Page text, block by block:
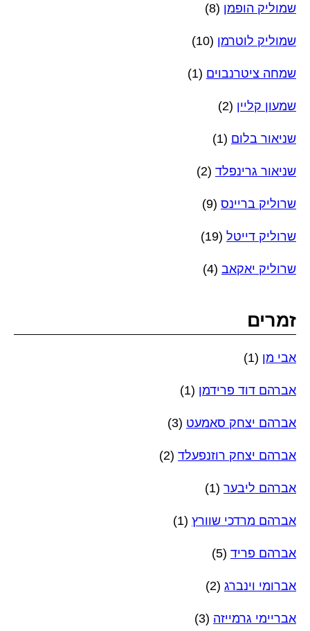
שמוליק הופמן (8)
שמוליק לוטרמן (10)
שמחה ציטרנבוים (1)
שמעון קליין (2)
שניאור בלום (1)
שניאור גרינפלד (2)
שרוליק בריינס (9)
שרוליק דייטל (19)
שרוליק יאקאב (4)
זמרים
אבי מן (1)
אברהם דוד פרידמן (1)
אברהם יצחק סאמעט (3)
אברהם יצחק רוזנפעלד (2)
אברהם ליבער (1)
אברהם מרדכי שוורץ (1)
אברהם פריד (5)
אברומי וינברג (2)
אבריימי גרמייזה (3)